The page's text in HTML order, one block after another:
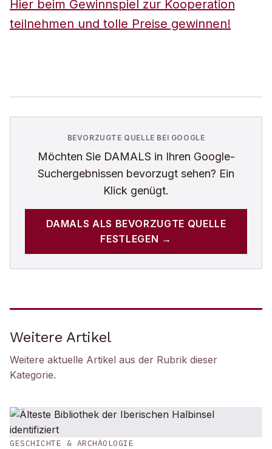
Hier beim Gewinnspiel zur Kooperation
teilnehmen und tolle Preise gewinnen!
BEVORZUGTE QUELLE BEI GOOGLE
Möchten Sie DAMALS in Ihren Google-
Suchergebnissen bevorzugt sehen? Ein
Klick genügt.
DAMALS ALS BEVORZUGTE QUELLE
FESTLEGEN →
Weitere Artikel
Weitere aktuelle Artikel aus der Rubrik dieser
Kategorie.
GESCHICHTE & ARCHÄOLOGIE